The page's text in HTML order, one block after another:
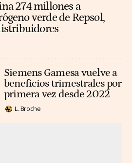
274 millones a
verde de Repsol,
Siemens Gamesa vuelve a
beneficios trimestrales por
primera vez desde 2022
L. Broche